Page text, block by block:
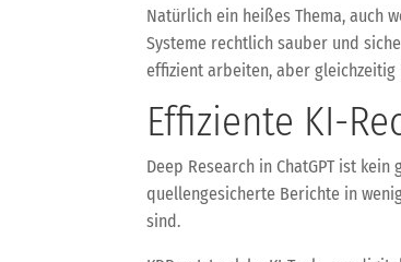
Natürlich ein heißes Thema, auch
Systeme rechtlich sauber und
effizient arbeiten, aber gleichzeitig
Effiziente KI-
Deep Research in ChatGPT ist
quellengesicherte Berichte in
sind.